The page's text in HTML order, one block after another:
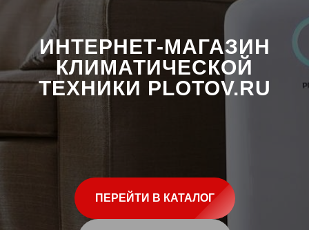
ИНТЕРНЕТ-МАГАЗИН
КЛИМАТИЧЕСКОЙ
ТЕХНИКИ PLOTOV.RU
ПЕРЕЙТИ В КАТАЛОГ